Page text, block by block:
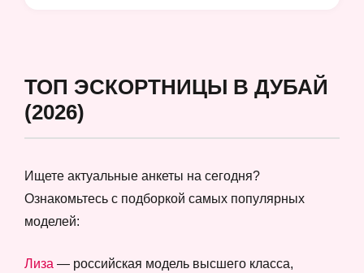
ТОП ЭСКОРТНИЦЫ В ДУБАЙ
(2026)
Ищете актуальные анкеты на сегодня?
Ознакомьтесь с подборкой самых популярных
моделей:
Лиза — российская модель высшего класса,